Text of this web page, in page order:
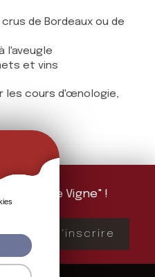
de Bordeaux ou de
l'aveugle
et vins
les cours d'œnologie,
Feuille de Vigne" !
par mois
S'inscrire